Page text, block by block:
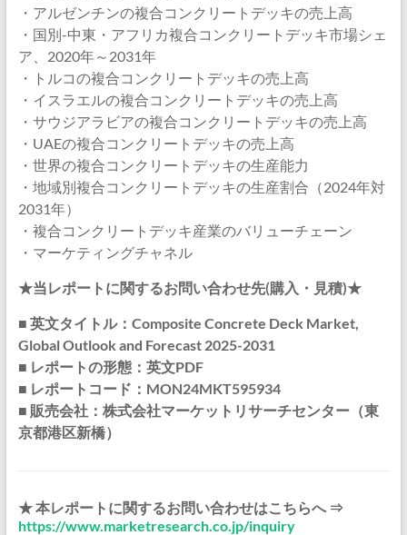
・アルゼンチンの複合コンクリートデッキの売上高
・国別-中東・アフリカ複合コンクリートデッキ市場シェ
ア、2020年～2031年
・トルコの複合コンクリートデッキの売上高
・イスラエルの複合コンクリートデッキの売上高
・サウジアラビアの複合コンクリートデッキの売上高
・UAEの複合コンクリートデッキの売上高
・世界の複合コンクリートデッキの生産能力
・地域別複合コンクリートデッキの生産割合（2024年対
2031年）
・複合コンクリートデッキ産業のバリューチェーン
・マーケティングチャネル
★当レポートに関するお問い合わせ先(購入・見積)★
■ 英文タイトル：Composite Concrete Deck Market,
Global Outlook and Forecast 2025-2031
■ レポートの形態：英文PDF
■ レポートコード：MON24MKT595934
■ 販売会社：株式会社マーケットリサーチセンター（東
京都港区新橋）
★ 本レポートに関するお問い合わせはこちらへ ⇒
https://www.marketresearch.co.jp/inquiry